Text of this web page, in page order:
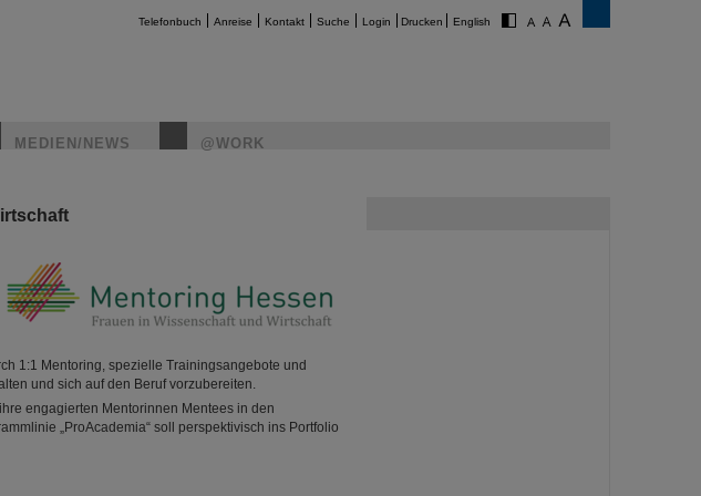
Telefonbuch Anreise Kontakt Suche Login Drucken English
MEDIEN/NEWS @WORK
1:1 Mentoring, spezielle Trainingsangebote und
und sich auf den Beruf vorzubereiten.
engagierten Mentorinnen Mentees in den
„ProAcademia“ soll perspektivisch ins Portfolio